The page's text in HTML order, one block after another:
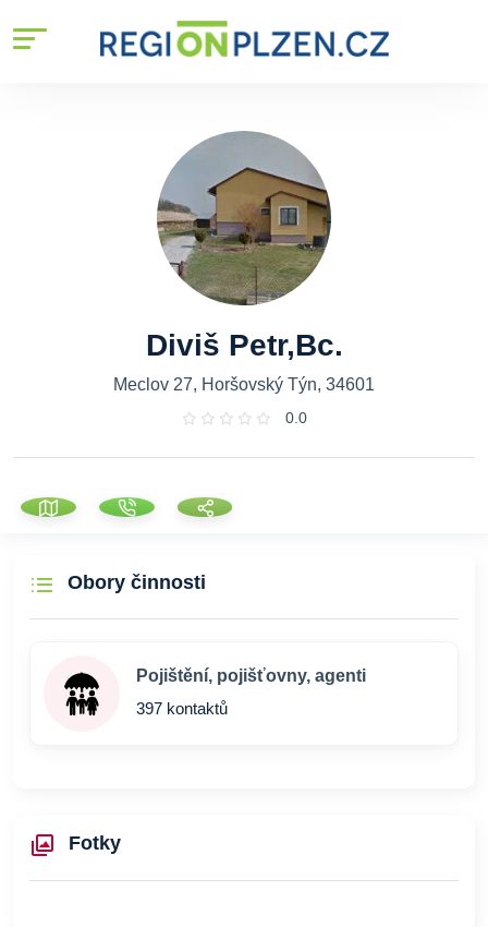
Diviš Petr,Bc.
Meclov 27, Horšovský Týn, 34601
0.0
Obory činnosti
Pojištění, pojišťovny, agenti
397 kontaktů
Fotky